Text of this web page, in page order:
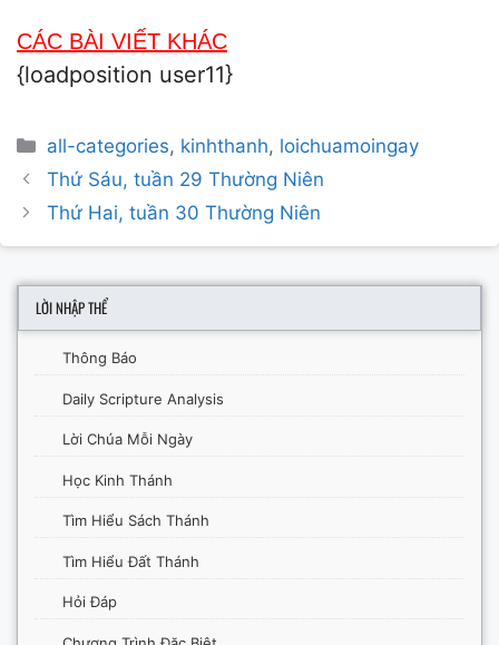
CÁC BÀI VIẾT KHÁC
{loadposition user11}
Categories
all-categories, kinhthanh, loichuamoingay
Post
navigation
Thứ Sáu, tuần 29 Thường Niên
Thứ Hai, tuần 30 Thường Niên
LỜI NHẬP THỂ
Thông Báo
Daily Scripture Analysis
Lời Chúa Mỗi Ngày
Học Kinh Thánh
Tìm Hiểu Sách Thánh
Tìm Hiểu Đất Thánh
Hỏi Đáp